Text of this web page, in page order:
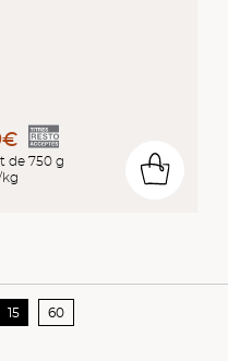
de 750 g
kg
0
15 60